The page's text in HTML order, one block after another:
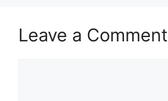
Leave a Comment